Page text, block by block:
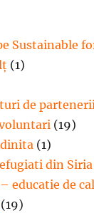
Sustainable
(1)
de
(19)
(1)
din Siria
– educatie de
(19)